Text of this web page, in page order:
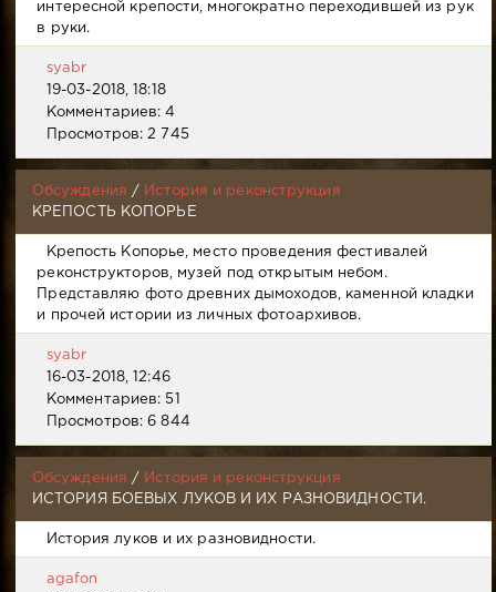
интересной крепости, многократно переходившей из рук
в руки.
syabr
19-03-2018, 18:18
Комментариев: 4
Просмотров: 2 745
Обсуждения /
История и реконструкция
КРЕПОСТЬ КОПОРЬЕ
Крепость Копорье, место проведения фестивалей
реконструкторов, музей под открытым небом.
Представляю фото древних дымоходов, каменной кладки
и прочей истории из личных фотоархивов.
syabr
16-03-2018, 12:46
Комментариев: 51
Просмотров: 6 844
Обсуждения /
История и реконструкция
ИСТОРИЯ БОЕВЫХ ЛУКОВ И ИХ РАЗНОВИДНОСТИ.
История луков и их разновидности.
agafon